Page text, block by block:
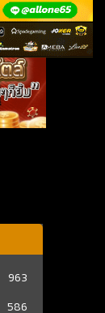
963
586